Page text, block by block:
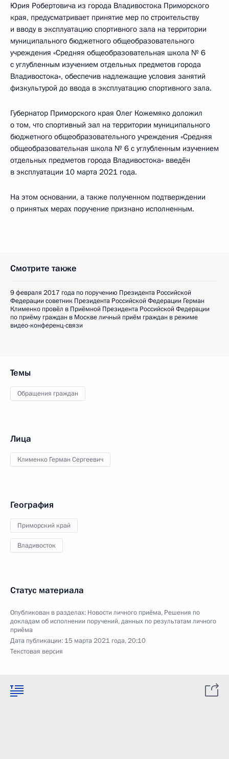
Юрия Робертовича из города Владивостока Приморского
края, предусматривает принятие мер по строительству
и вводу в эксплуатацию спортивного зала на территории
муниципального бюджетного общеобразовательного
учреждения «Средняя общеобразовательная школа № 6
с углубленным изучением отдельных предметов города
Владивостока», обеспечив надлежащие условия занятий
физкультурой до ввода в эксплуатацию спортивного зала.
Губернатор Приморского края Олег Кожемяко доложил
о том, что спортивный зал на территории муниципального
бюджетного общеобразовательного учреждения «Средняя
общеобразовательная школа № 6 с углубленным изучением
отдельных предметов города Владивостока» введён
в эксплуатации 10 марта 2021 года.
На этом основании, а также полученном подтверждении
о принятых мерах поручение признано исполненным.
Смотрите также
9 февраля 2017 года по поручению Президента Российской
Федерации советник Президента Российской Федерации Герман
Клименко провёл в Приёмной Президента Российской Федерации
по приёму граждан в Москве личный приём граждан в режиме
видео-конференц-связи
Темы
Обращения граждан
Лица
Клименко Герман Сергеевич
География
Приморский край
Владивосток
Статус материала
Опубликован в разделах: Новости личного приёма, Решения по
докладам об исполнении поручений, данных по результатам личного
приёма
Дата публикации: 15 марта 2021 года, 20:10
Текстовая версия